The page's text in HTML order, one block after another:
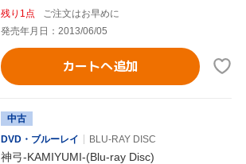
残り1点
ご注文はお早めに
発売年月日：2013/06/05
カートへ追加
中古
DVD・ブルーレイ
BLU-RAY DISC
神弓-KAMIYUMI-(Blu-ray Disc)